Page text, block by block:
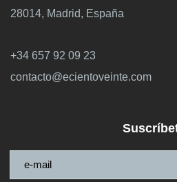
28014, Madrid, España
+34 657 92 09 23
contacto@ecientoveinte.com